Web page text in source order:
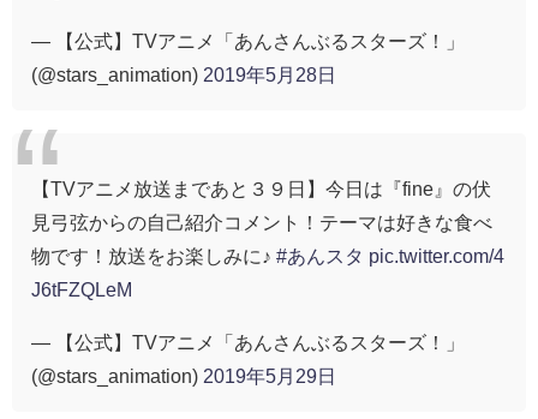
— 【公式】TVアニメ「あんさんぶるスターズ！」
(@stars_animation) 2019年5月28日
【TVアニメ放送まであと３９日】今日は『fine』の伏
見弓弦からの自己紹介コメント！テーマは好きな食べ
物です！放送をお楽しみに♪ #あんスタ pic.twitter.com/4
J6tFZQLeM
— 【公式】TVアニメ「あんさんぶるスターズ！」
(@stars_animation) 2019年5月29日